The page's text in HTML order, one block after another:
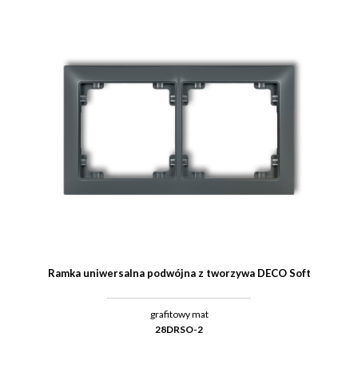
Ramka uniwersalna podwójna z tworzywa DECO Soft
grafitowy mat
28DRSO-2